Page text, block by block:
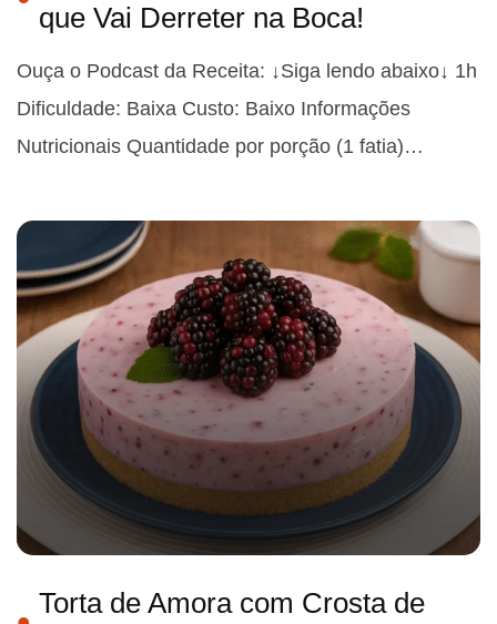
que Vai Derreter na Boca!
Ouça o Podcast da Receita: ↓Siga lendo abaixo↓ 1h
Dificuldade: Baixa Custo: Baixo Informações
Nutricionais Quantidade por porção (1 fatia)…
Torta de Amora com Crosta de